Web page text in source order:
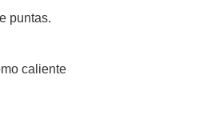
puntas.
caliente